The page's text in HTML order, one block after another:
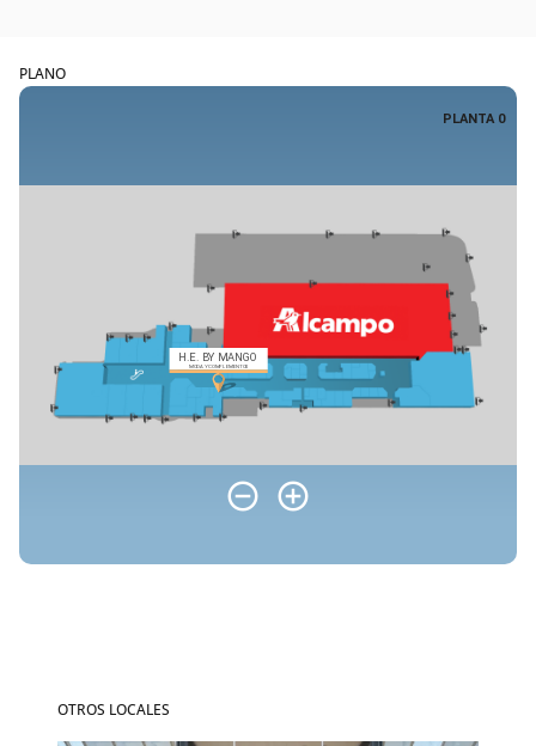
PLANO
OTROS LOCALES